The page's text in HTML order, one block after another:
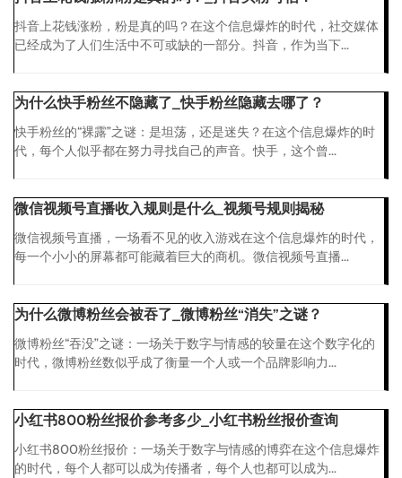
抖音上花钱涨粉，粉是真的吗？在这个信息爆炸的时代，社交媒体
已经成为了人们生活中不可或缺的一部分。抖音，作为当下...
为什么快手粉丝不隐藏了_快手粉丝隐藏去哪了？
快手粉丝的“裸露”之谜：是坦荡，还是迷失？在这个信息爆炸的时
代，每个人似乎都在努力寻找自己的声音。快手，这个曾...
微信视频号直播收入规则是什么_视频号规则揭秘
微信视频号直播，一场看不见的收入游戏在这个信息爆炸的时代，
每一个小小的屏幕都可能藏着巨大的商机。微信视频号直播...
为什么微博粉丝会被吞了_微博粉丝“消失”之谜？
微博粉丝“吞没”之谜：一场关于数字与情感的较量在这个数字化的
时代，微博粉丝数似乎成了衡量一个人或一个品牌影响力...
小红书800粉丝报价参考多少_小红书粉丝报价查询
小红书800粉丝报价：一场关于数字与情感的博弈在这个信息爆炸
的时代，每个人都可以成为传播者，每个人也都可以成为...